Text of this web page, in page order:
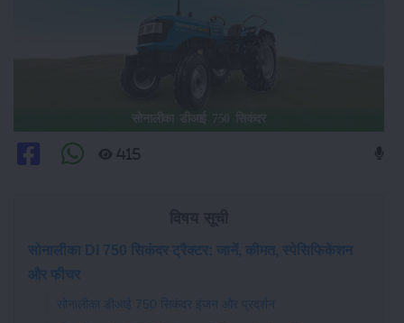
415
सोनालीका DI 750 सिकंदर ट्रैक्टर: जानें, कीमत, स्पेसिफिकेशन
और फीचर
सोनालीका डीआई 750 सिकंदर इंजन और प्रदर्शन